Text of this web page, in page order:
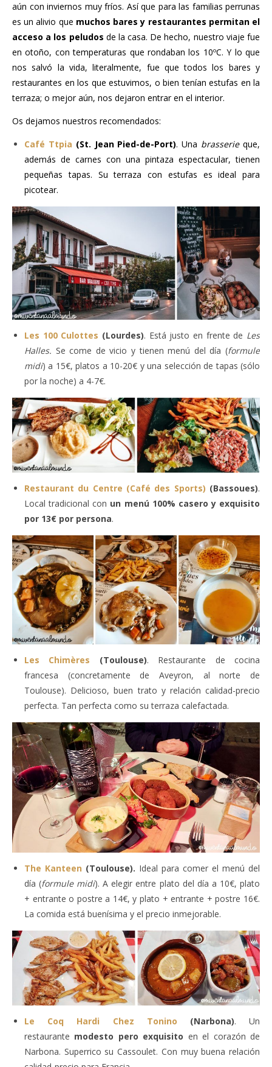
aún con inviernos muy fríos. Así que para las familias perrunas
es un alivio que muchos bares y restaurantes permitan el
acceso a los peludos de la casa. De hecho, nuestro viaje fue
en otoño, con temperaturas que rondaban los 10ºC. Y lo que
nos salvó la vida, literalmente, fue que todos los bares y
restaurantes en los que estuvimos, o bien tenían estufas en la
terraza; o mejor aún, nos dejaron entrar en el interior.
Os dejamos nuestros recomendados:
Café Ttpia (St. Jean Pied-de-Port). Una brasserieque,
además de carnes con una pintaza espectacular, tienen
pequeñas tapas. Su terraza con estufas es ideal para
picotear.
Les 100 Culottes (Lourdes). Está justo en frente de Les
Halles. Se come de vicio y tienen menú del día (formule
midi) a 15€, platos a 10-20€ y una selección de tapas (sólo
por la noche) a 4-7€.
Restaurant du Centre (Café des Sports) (Bassoues).
Local tradicional con un menú 100% casero y exquisito
por 13€ por persona.
Les Chimères (Toulouse). Restaurante de cocina
francesa (concretamente de Aveyron, al norte de
Toulouse). Delicioso, buen trato y relación calidad-precio
perfecta. Tan perfecta como su terraza calefactada.
The Kanteen (Toulouse). Ideal para comer el menú del
día (formule midi). A elegir entre plato del día a 10€, plato
+ entrante o postre a 14€, y plato + entrante + postre 16€.
La comida está buenísima y el precio inmejorable.
Le Coq Hardi Chez Tonino (Narbona). Un
restaurante modesto pero exquisito en el corazón de
Narbona. Superrico su Cassoulet. Con muy buena relación